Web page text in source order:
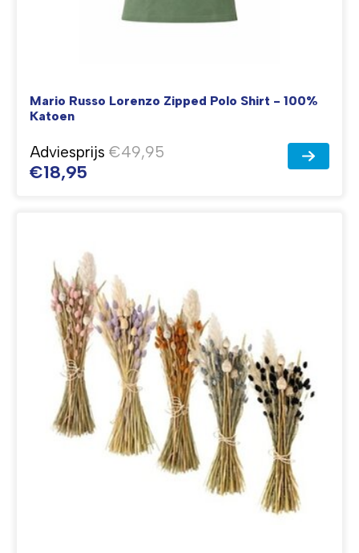
Mario Russo Lorenzo Zipped Polo Shirt - 100%
Katoen
Adviesprijs €49,95
€18,95